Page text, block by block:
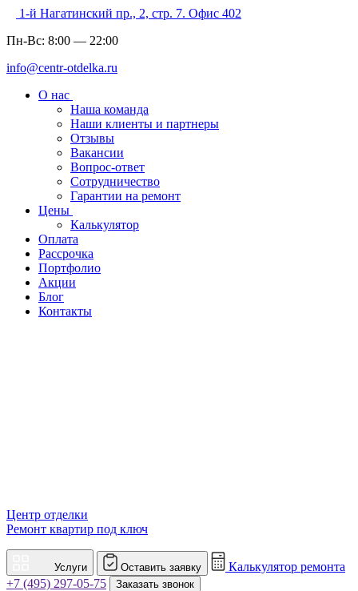
1-й Нагатинский пр., 2, стр. 7. Офис 402
Пн-Вс: 8:00 — 22:00
info@centr-otdelka.ru
О нас
Наша команда
Наши клиенты и партнеры
Отзывы
Вакансии
Вопрос-ответ
Сотрудничество
Гарантии на ремонт
Цены
Калькулятор
Оплата
Рассрочка
Портфолио
Акции
Блог
Контакты
Центр отделки
Ремонт квартир под ключ
Услуги Оставить заявку
Калькулятор ремонта
+7 (495) 297-05-75
Заказать звонок